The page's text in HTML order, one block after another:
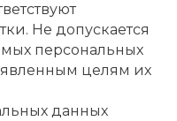
Не допускается
персональных
целям их
данных